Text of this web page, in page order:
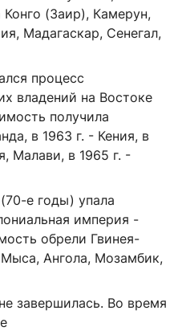
Конго (Заир), Камерун,
Мадагаскар, Сенегал,
процесс
владений на Востоке
получила
в 1963 г. - Кения, в
Малави, в 1965 г. -
е годы) упала
империя -
обрели Гвинея-
Ангола, Мозамбик,
завершилась. Во время